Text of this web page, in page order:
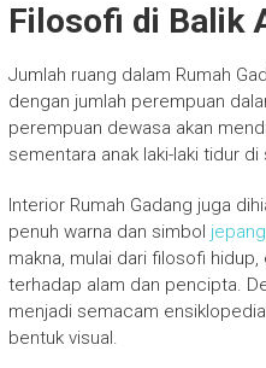
Filosofi di Balik
Jumlah ruang dalam Rumah
dengan jumlah perempuan
perempuan dewasa akan
sementara anak laki-laki tidur di
Interior Rumah Gadang juga
penuh warna dan simbol
makna, mulai dari filosofi
terhadap alam dan pencipta.
menjadi semacam
bentuk visual.